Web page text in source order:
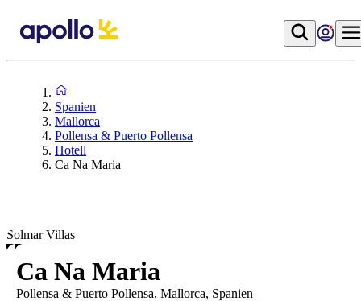
Spanien
Mallorca
Pollensa & Puerto Pollensa
Hotell
Ca Na Maria
Solmar Villas
Ca Na Maria
Pollensa & Puerto Pollensa, Mallorca, Spanien